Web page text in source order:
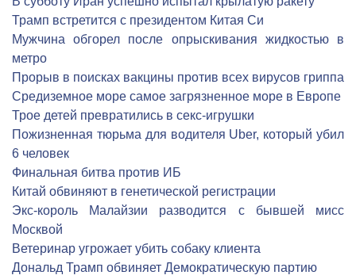
Трамп встретится с президентом Китая Си
Мужчина обгорел после опрыскивания жидкостью в
метро
Прорыв в поисках вакцины против всех вирусов гриппа
Средиземное море самое загрязненное море в Европе
Трое детей превратились в секс-игрушки
Пожизненная тюрьма для водителя Uber, который убил
6 человек
Финальная битва против ИБ
Китай обвиняют в генетической регистрации
Экс-король Малайзии разводится с бывшей мисс
Москвой
Ветеринар угрожает убить собаку клиента
Дональд Трамп обвиняет Демократическую партию